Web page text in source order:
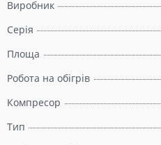
Виробник
Серія
Площа
Робота на обігрів
Компресор
Тип